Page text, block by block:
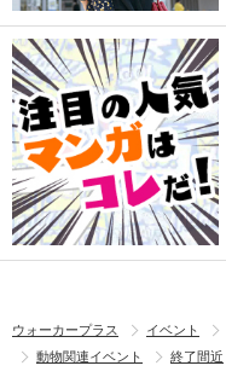
ウォーカープラス イベント
動物関連イベント
終了間近